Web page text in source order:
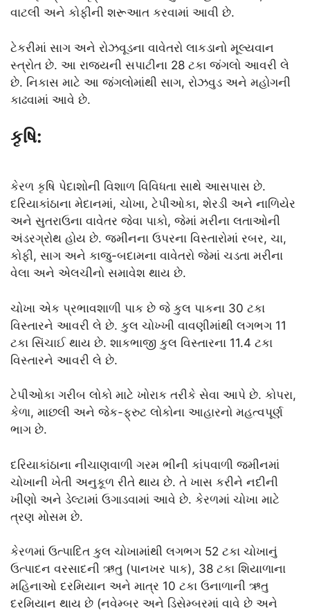
વાટલી અને કોફીની શરૂઆત કરવામાં આવી છે.
ટેકરીમાં સાગ અને રોઝવૂડના વાવેતરો લાકડાનો મૂલ્યવાન
સ્ત્રોત છે. આ રાજ્યની સપાટીના 28 ટકા જંગલો આવરી લે
છે. નિકાસ માટે આ જંગલોમાંથી સાગ, રોઝવુડ અને મહોગની
કાઢવામાં આવે છે.
કૃષિ:
કેરળ કૃષિ પેદાશોની વિશાળ વિવિધતા સાથે આસપાસ છે.
દરિયાકાંઠાના મેદાનમાં, ચોખા, ટેપીઓકા, શેરડી અને નાળિયેર
અને સુતરાઉના વાવેતર જેવા પાકો, જેમાં મરીના લતાઓની
અંડરગ્રોથ હોય છે. જમીનના ઉપરના વિસ્તારોમાં રબર, ચા,
કોફી, સાગ અને કાજુ-બદામના વાવેતરો જેમાં ચડતા મરીના
વેલા અને એલચીનો સમાવેશ થાય છે.
ચોખા એક પ્રભાવશાળી પાક છે જે કુલ પાકના 30 ટકા
વિસ્તારને આવરી લે છે. કુલ ચોખ્ખી વાવણીમાંથી લગભગ 11
ટકા સિંચાઈ થાય છે. શાકભાજી કુલ વિસ્તારના 11.4 ટકા
વિસ્તારને આવરી લે છે.
ટેપીઓકા ગરીબ લોકો માટે ખોરાક તરીકે સેવા આપે છે. કોપરા,
કેળા, માછલી અને જેક-ફ્રુટ લોકોના આહારનો મહત્વપૂર્ણ
ભાગ છે.
દરિયાકાંઠાના નીચાણવાળી ગરમ ભીની કાંપવાળી જમીનમાં
ચોખાની ખેતી અનુકૂળ રીતે થાય છે. તે ખાસ કરીને નદીની
ખીણો અને ડેલ્ટામાં ઉગાડવામાં આવે છે. કેરળમાં ચોખા માટે
ત્રણ મોસમ છે.
કેરળમાં ઉત્પાદિત કુલ ચોખામાંથી લગભગ 52 ટકા ચોખાનું
ઉત્પાદન વરસાદની ઋતુ (પાનખર પાક), 38 ટકા શિયાળાના
મહિનાઓ દરમિયાન અને માત્ર 10 ટકા ઉનાળાની ઋતુ
દરમિયાન થાય છે (નવેમ્બર અને ડિસેમ્બરમાં વાવે છે અને